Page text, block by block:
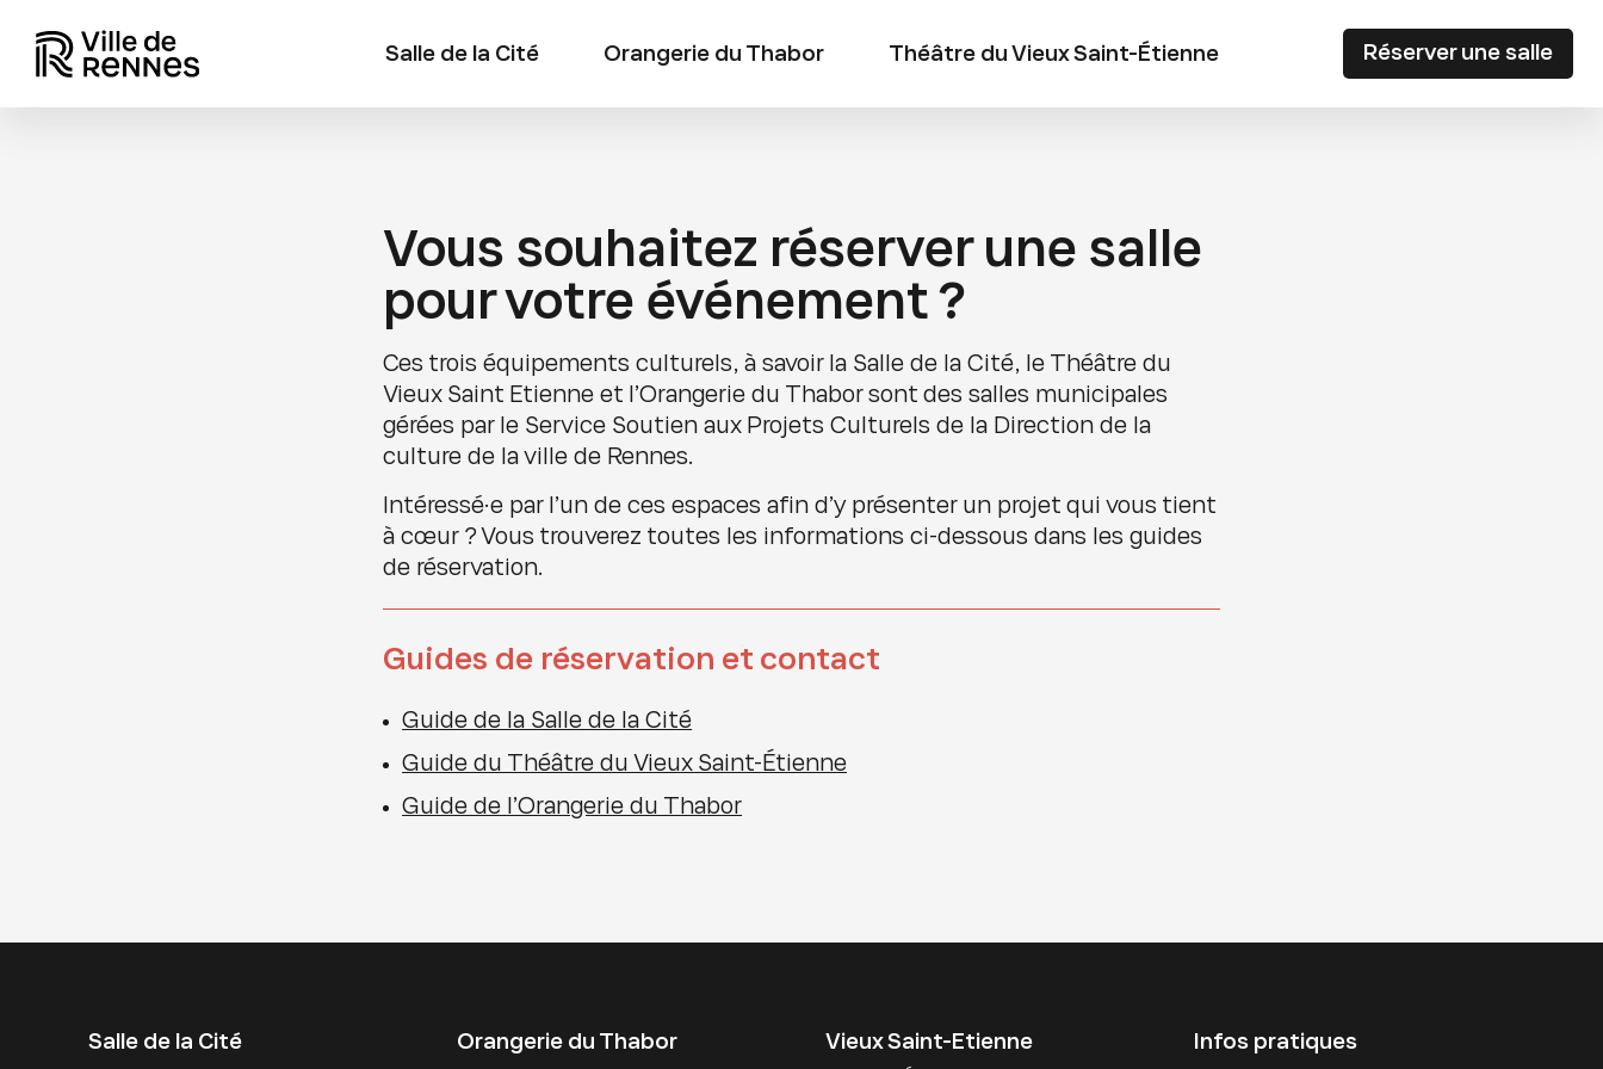
Salle de la Cité Orangerie du Thabor Théâtre du Vieux Saint-Étienne Réserver une salle
Vous souhaitez réserver une salle
pour votre événement ?
Ces trois équipements culturels, à savoir la Salle de la Cité, le Théâtre du
Vieux Saint Etienne et l’Orangerie du Thabor sont des salles municipales
gérées par le Service Soutien aux Projets Culturels de la Direction de la
culture de la ville de Rennes.
Intéressé·e par l’un de ces espaces afin d’y présenter un projet qui vous tient
à cœur ? Vous trouverez toutes les informations ci-dessous dans les guides
de réservation.
Guides de réservation et contact
Guide de la Salle de la Cité
Guide du Théâtre du Vieux Saint-Étienne
Guide de l’Orangerie du Thabor
Salle de la Cité Orangerie du Thabor Vieux Saint-Etienne Infos pratiques